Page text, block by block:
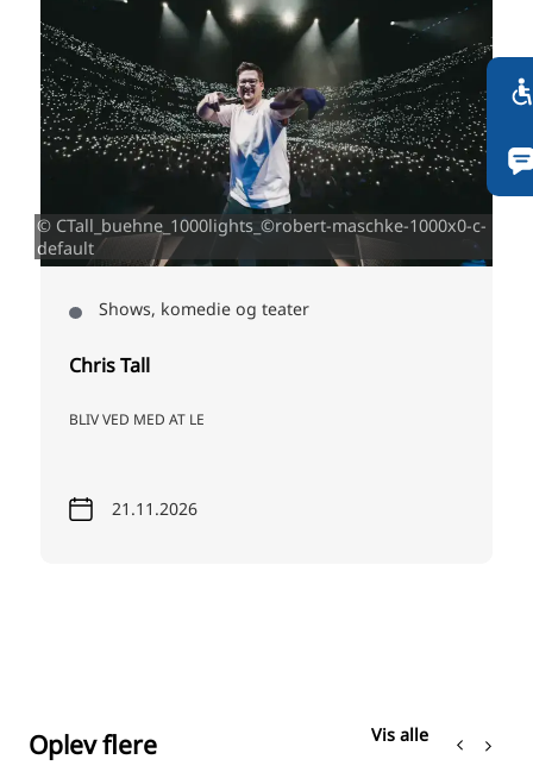
© CTall_buehne_1000lights_©robert-maschke-1000x0-c-
default
Shows, komedie og teater
Chris Tall
BLIV VED MED AT LE
21.11.2026
Oplev flere
Vis alle